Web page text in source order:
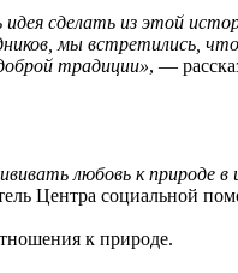
сделать из этой
мы встретились,
традиции», —
любовь к природе
Центра социальной
к природе.